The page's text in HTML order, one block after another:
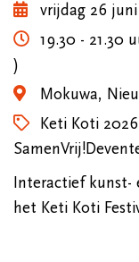
vrijdag 26
19.30 - 21.30
)
Mokuwa,
Keti Koti
Interactief kunst-
het Keti Koti